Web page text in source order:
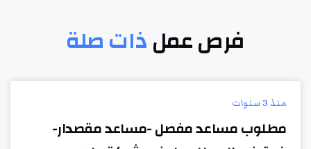
فرص عملذات صلة
منذ 3 سنوات
مطلوب مساعد مفصل -مساعد مقصدار-